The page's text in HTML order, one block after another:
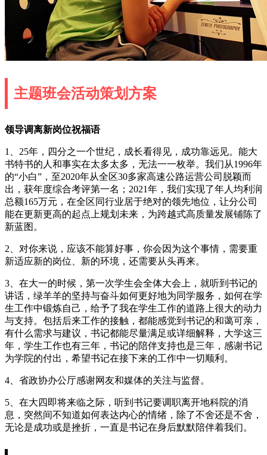
主题班会活动策划方案
领导调离新岗位祝福语
1、25年，四分之一个世纪，成长看得见，成功靠远见。能大
书特书的人和事实在太多太多，无法一一枚举。我们从1996年
的“小白”，至2020年从全区30多家高速公路运营公司脱颖而
出，获年度综合考评第一名；2021年，我们实现了年人均利润
总额165万元，在全区同行业居于绝对的领先地位，让分公司
能在更新更高的起点上规划未来，为跨越式高质量发展铺陈了
新蓝图。
2、对你来说，应该不能算好事，你会因为这个事情，需要重
新适应新的岗位、新的环境，还需要从头再来。
3、在大一的时候，第一次学生会全体大会上，就听到书记的
讲话，绿羊羊的坚持与奋斗如何更好地为同学服务，如何在学
生工作中锻炼自己，给予了我在学生工作的道路上很大的动力
与支持。包括后来工作的接触，都能感觉到书记的和蔼可亲，
有什么需求与建议，书记都能尽量满足或详细解释，大学这三
年，学生工作也有三年，书记的陪伴支持也是三年，感谢书记
为学院的付出，希望书记在接下来的工作中一切顺利。
4、省政协办公厅感谢网友和媒体的关注与监督。
5、在大四即将来临之际，听到书记要调职离开地科院的消
息，突然间不知道如何表达内心的情绪，除了不舍还是不舍，
无论是成功或是挫折，一直是书记在身后默默陪伴着我们。